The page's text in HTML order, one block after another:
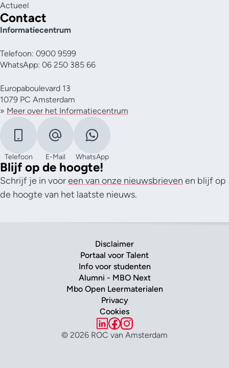
Actueel
Contact
Informatiecentrum
Telefoon: 0900 9599
WhatsApp: 06 250 385 66
Europaboulevard 13
1079 PC Amsterdam
» Meer over het Informatiecentrum
Telefoon E-Mail WhatsApp
Blijf op de hoogte!
Schrijf je in vooreen van onze nieuwsbrieven en blijf op
de hoogte van het laatste nieuws.
Disclaimer
Portaal voor Talent
Info voor studenten
Alumni - MBO Next
Mbo Open Leermaterialen
Privacy
Cookies
© 2026 ROC van Amsterdam